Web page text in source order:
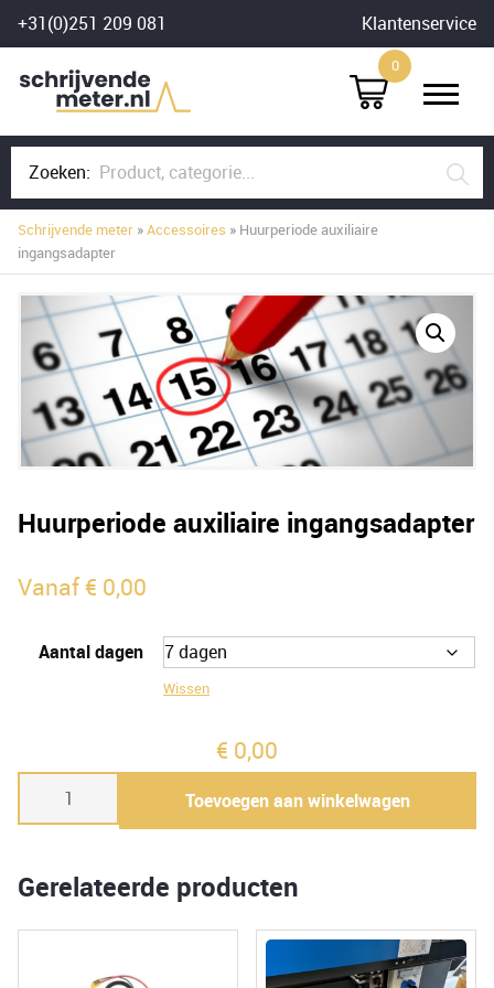
Skip
to
content
+31(0)251 209 081 Klantenservice
0
Zoeken:
Schrijvende meter »Accessoires » Huurperiode auxiliaire
ingangsadapter
Huurperiode auxiliaire ingangsadapter
Vanaf€ 0,00
Aantal dagen
Wissen
€ 0,00
aantal
Toevoegen aan winkelwagen
Gerelateerde producten
product